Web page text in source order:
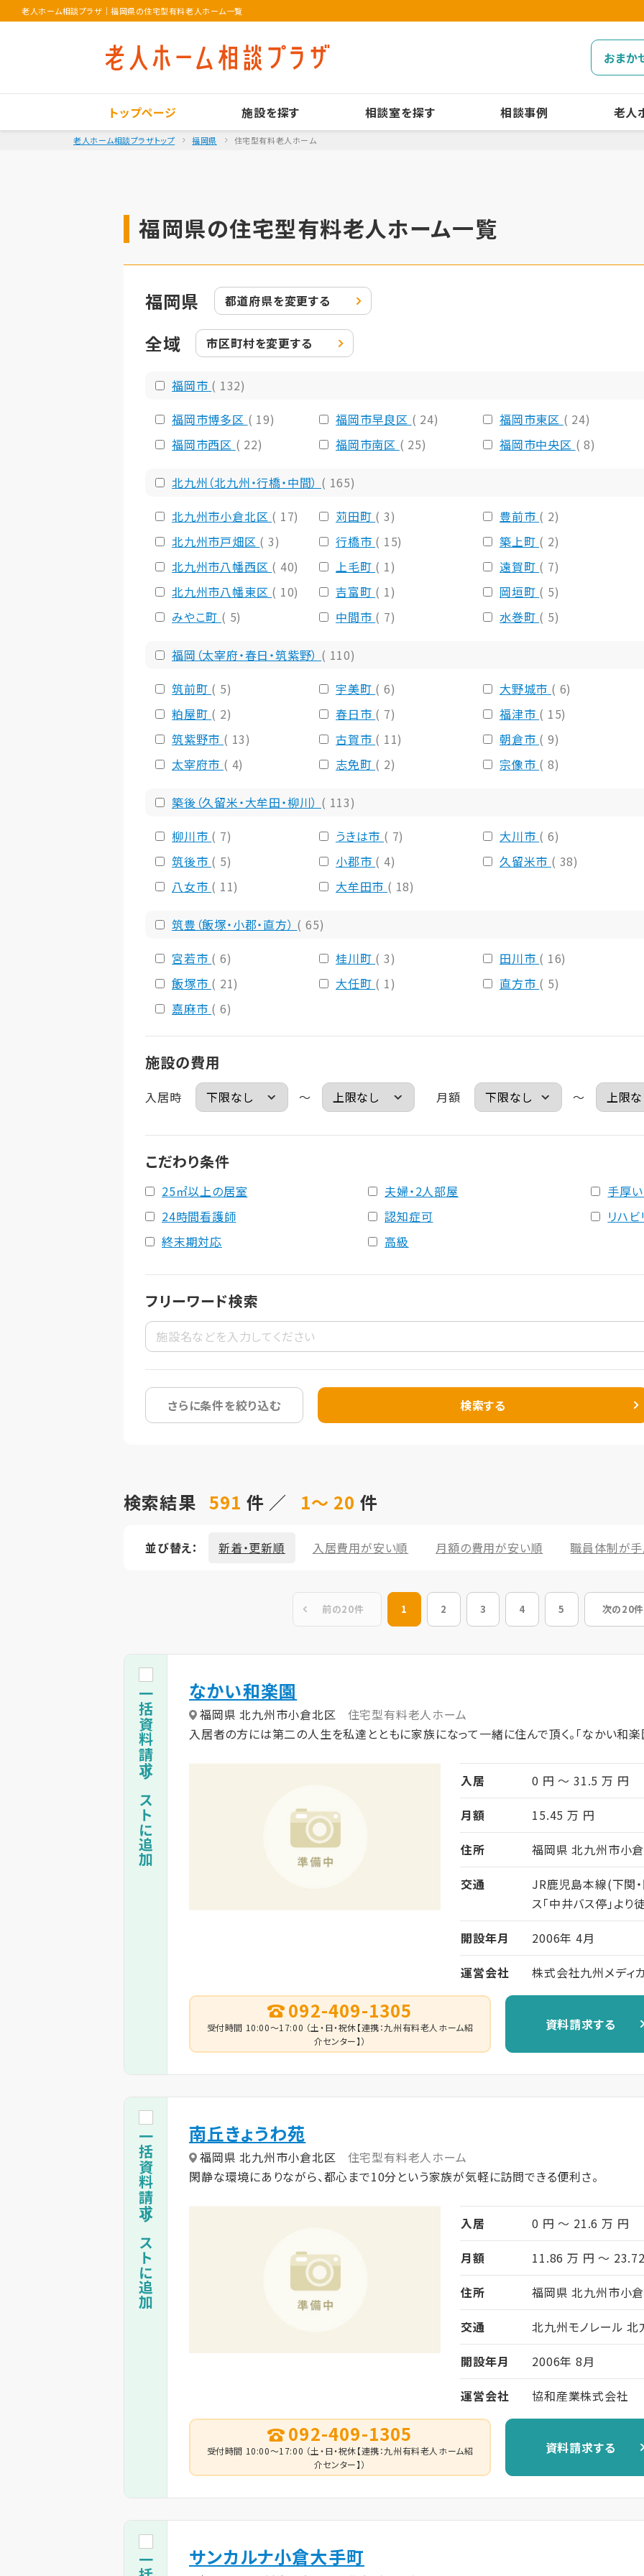
老人ホーム相談プラザ ｜福岡県の住宅型有料老人ホーム一覧
おまか
トップページ 施設を探す 相談室を探す 相談事例 老人
老人ホーム相談プラザトップ 福岡県 住宅型有料老人ホーム
福岡県の住宅型有料老人ホーム一覧
福岡県 都道府県を変更する
全域 市区町村を変更する
福岡市 ( 132)
福岡市博多区 ( 19) 福岡市早良区 ( 24) 福岡市東区 ( 24)
福岡市西区 ( 22) 福岡市南区 ( 25) 福岡市中央区 ( 8)
北九州（北九州・行橋・中間） ( 165)
北九州市小倉北区 ( 17) 苅田町 ( 3) 豊前市 ( 2)
北九州市戸畑区 ( 3) 行橋市 ( 15) 築上町 ( 2)
北九州市八幡西区 ( 40) 上毛町 ( 1) 遠賀町 ( 7)
北九州市八幡東区 ( 10) 吉富町 ( 1) 岡垣町 ( 5)
みやこ町 ( 5) 中間市 ( 7) 水巻町 ( 5)
福岡（太宰府・春日・筑紫野） ( 110)
筑前町 ( 5) 宇美町 ( 6) 大野城市 ( 6)
粕屋町 ( 2) 春日市 ( 7) 福津市 ( 15)
筑紫野市 ( 13) 古賀市 ( 11) 朝倉市 ( 9)
太宰府市 ( 4) 志免町 ( 2) 宗像市 ( 8)
築後（久留米・大牟田・柳川） ( 113)
柳川市 ( 7) うきは市 ( 7) 大川市 ( 6)
筑後市 ( 5) 小郡市 ( 4) 久留米市 ( 38)
八女市 ( 11) 大牟田市 ( 18)
筑豊（飯塚・小郡・直方） ( 65)
宮若市 ( 6) 桂川町 ( 3) 田川市 ( 16)
飯塚市 ( 21) 大任町 ( 1) 直方市 ( 5)
嘉麻市 ( 6)
施設の費用
入居時 ～ 月額 ～
こだわり条件
25㎡以上の居室 夫婦・2人部屋
手厚
24時間看護師
認知症可
リハ
終末期対応
高級
フリーワード検索
さらに条件を絞り込む 検索する
検索結果 591 件 ／ 1～ 20 件
並び替え： 新着・更新順 入居費用が安い順 月額の費用が安い順 職員体制が
前の20件 1 2 3 4 5 次の20件
なかい和楽園
福岡県 北九州市小倉北区
住宅型有料老人ホーム
入居者の方には第二の人生を私達とともに家族になって一緒に住んで頂く。「なかい和楽
入居
0 円 ～ 31.5 万 円
月額
15.45 万 円
住所
福岡県 北九州市小
交通
JR鹿児島本線(下関
ス「中井バス停」より
開設年月
2006年 4月
運営会社
株式会社九州メディ
092-409-1305
受付時間 10:00～17:00 （土・日・祝休【連携：九州有料老人ホーム紹
介センター】）
資料請求する
一括資料請求リストに追加
南丘きょうわ苑
福岡県 北九州市小倉北区
住宅型有料老人ホーム
閑静な環境にありながら、都心まで10分という家族が気軽に訪問できる便利さ。
入居
0 円 ～ 21.6 万 円
月額
11.86 万 円 ～
住所
福岡県 北九州市小
交通
北九州モノレール
開設年月
2006年 8月
運営会社
協和産業株式会社
092-409-1305
受付時間 10:00～17:00 （土・日・祝休【連携：九州有料老人ホーム紹
介センター】）
資料請求する
一括資料請求リストに追加
サンカルナ小倉大手町